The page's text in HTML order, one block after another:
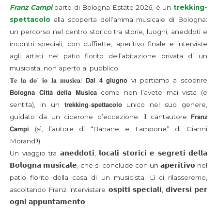
Franz Campi parte di Bologna Estate 2026, è untrekking-
spettacolo alla scoperta dell’anima musicale di Bologna:
un percorso nel centro storico tra storie, luoghi, aneddoti e
incontri speciali, con cuffiette, aperitivo finale e interviste
agli artisti nel patio fiorito dell’abitazione privata di un
musicista, non aperto al pubblico.
𝐓𝐞 𝐥𝐚 𝐝𝐨’ 𝐢𝐨 𝐥𝐚 𝐦𝐮𝐬𝐢𝐜𝐚! 𝗗𝗮𝗹 𝟰 𝗴𝗶𝘂𝗴𝗻𝗼 vi portiamo a scoprire
𝗕𝗼𝗹𝗼𝗴𝗻𝗮 𝗖𝗶𝘁𝘁𝗮̀ 𝗱𝗲𝗹𝗹𝗮 𝗠𝘂𝘀𝗶𝗰𝗮 come non l’avete mai vista (e
sentita), in un 𝘁𝗿𝗲𝗸𝗸𝗶𝗻𝗴-𝘀𝗽𝗲𝘁𝘁𝗮𝗰𝗼𝗹𝗼 unico nel suo genere,
guidato da un cicerone d’eccezione: il cantautore 𝗙𝗿𝗮𝗻𝘇
𝗖𝗮𝗺𝗽𝗶 (sì, l’autore di “Banane e Lampone” di Gianni
Morandi!).
Un viaggio tra 𝗮𝗻𝗲𝗱𝗱𝗼𝘁𝗶, 𝗹𝗼𝗰𝗮𝗹𝗶 𝘀𝘁𝗼𝗿𝗶𝗰𝗶 𝗲 𝘀𝗲𝗴𝗿𝗲𝘁𝗶 𝗱𝗲𝗹𝗹𝗮
𝗕𝗼𝗹𝗼𝗴𝗻𝗮 𝗺𝘂𝘀𝗶𝗰𝗮𝗹𝗲, che si conclude con un 𝗮𝗽𝗲𝗿𝗶𝘁𝗶𝘃𝗼 nel
patio fiorito della casa di un musicista. Lì ci rilasseremo,
ascoltando Franz intervistare 𝗼𝘀𝗽𝗶𝘁𝗶 𝘀𝗽𝗲𝗰𝗶𝗮𝗹𝗶, 𝗱𝗶𝘃𝗲𝗿𝘀𝗶 𝗽𝗲𝗿
𝗼𝗴𝗻𝗶 𝗮𝗽𝗽𝘂𝗻𝘁𝗮𝗺𝗲𝗻𝘁𝗼.